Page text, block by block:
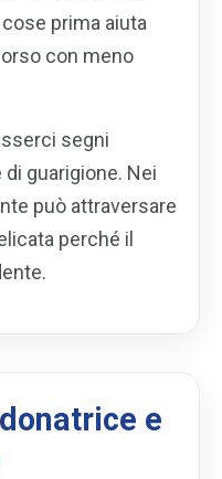
prima aiuta
con meno
segni
guarigione. Nei
può attraversare
perché il
e